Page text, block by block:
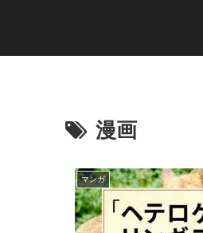
漫画
マンガ